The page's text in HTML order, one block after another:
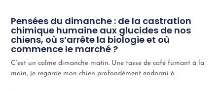
Pensées du dimanche : de la castration
chimique humaine aux glucides de nos
chiens, où s’arrête la biologie et où
commence le marché ?
C’est un calme dimanche matin. Une tasse de café fumant à la
main, je regarde mon chien profondément endormi à